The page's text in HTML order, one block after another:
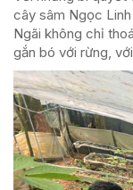
cây sâm Ngọc
Ngãi không chỉ
gắn bó với rừng,